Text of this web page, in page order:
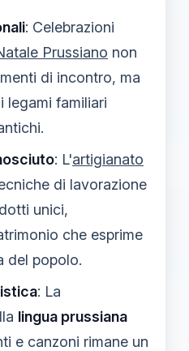
: Celebrazioni
Prussiano non
di incontro, ma
legami familiari
: L'artigianato
di lavorazione
unici,
che esprime
del popolo.
: La
lingua prussiana
e canzoni rimane un